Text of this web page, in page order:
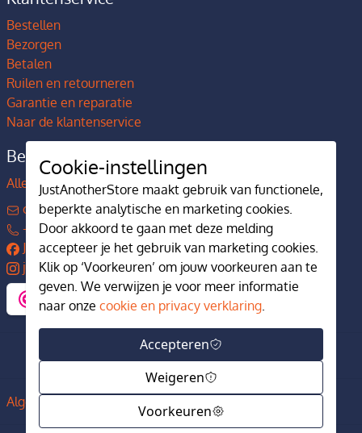
Bestellen
Bezorgen
Betalen
Ruilen en retourneren
Garantie en reparatie
Naar de klantenservice
Bedrijfsgegevens
Alles over JustAnotherStore
contact@justanotherstore.nl
+31 73 644 7405
JustAnotherStore
justanotherstore.nl
Algemene voorwaarden Privacy en cookiebeleid
Cookie-instellingen
JustAnotherStore maakt gebruik van functionele,
beperkte analytische en marketing cookies.
Door akkoord te gaan met deze melding
accepteer je het gebruik van marketing cookies.
Klik op ‘Voorkeuren’ om jouw voorkeuren aan te
geven. We verwijzen je voor meer informatie
naar onze cookie en privacy verklaring.
Accepteren
Weigeren
Voorkeuren